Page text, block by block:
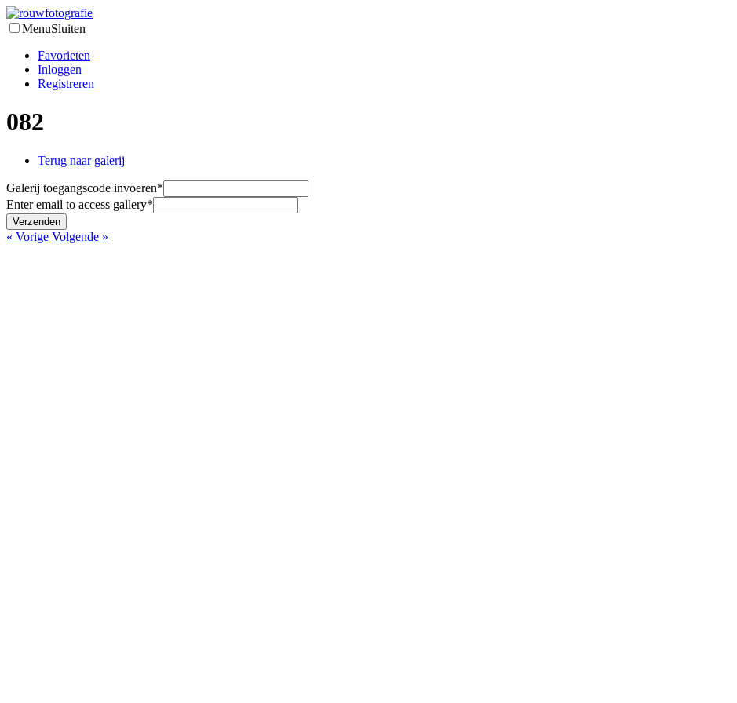
MenuSluiten
Favorieten
Inloggen
Registreren
082
Terug naar galerij
Galerij toegangscode invoeren*
Enter email to access gallery*
Verzenden
« Vorige Volgende »